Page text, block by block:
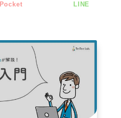
Pocket LINE